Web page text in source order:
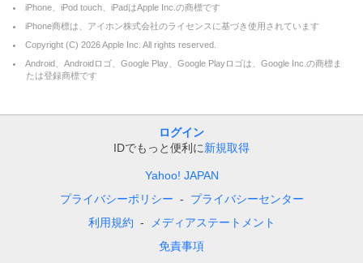
iPhone、iPod touch、iPadはApple Inc.の商標です
iPhone商標は、アイホン株式会社のライセンスに基づき使用されています
Copyright (C) 2026Apple Inc. All rights reserved.
Android、Androidロゴ、Google Play、Google Playロゴは、Google Inc.の商標ま
たは登録商標です
ログイン
IDでもっと便利に新規取得
Yahoo! JAPAN
プライバシーポリシー
プライバシーセンター
利用規約
メディアステートメント
免責事項